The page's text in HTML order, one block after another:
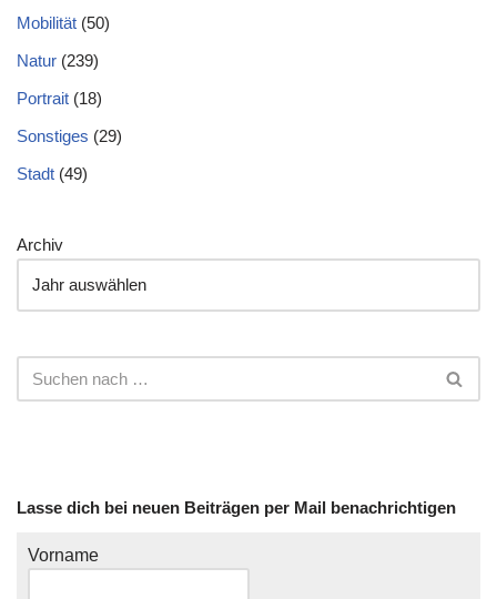
Mobilität (50)
Natur (239)
Portrait (18)
Sonstiges (29)
Stadt (49)
Archiv
Lasse dich bei neuen Beiträgen per Mail benachrichtigen
Vorname